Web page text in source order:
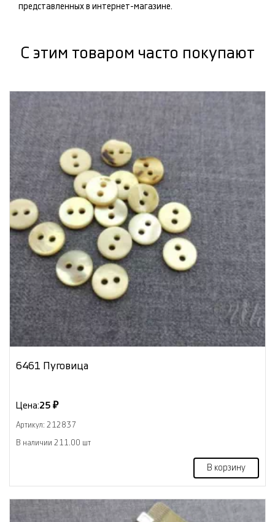
представленных в интернет-магазине.
С этим товаром часто покупают
6461 Пуговица
Цена:25 ₽
Артикул: 212837
В наличии 211.00 шт
В корзину